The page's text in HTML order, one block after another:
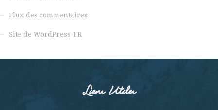
Flux des commentaires
Site de WordPress-FR
Liens Utiles